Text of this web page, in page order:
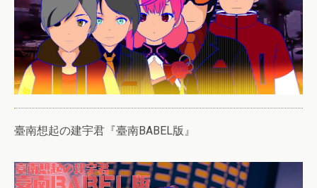
臺南想起の建宇君『臺南BABEL版』